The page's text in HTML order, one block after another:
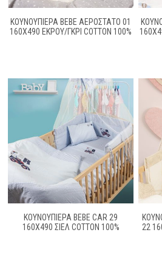
ΚΟΥΝΟΥΠΙΕΡΑ BEBE ΑΕΡΟΣΤΑΤΟ 01
160X490 ΕΚΡΟΥ/ΓΚΡΙ COTTON 100%
ΚΟΥΝΟΥΠΙΕΡΑ BEBE CAR 29
160X490 ΣΙΕΛ COTTON 100%
22